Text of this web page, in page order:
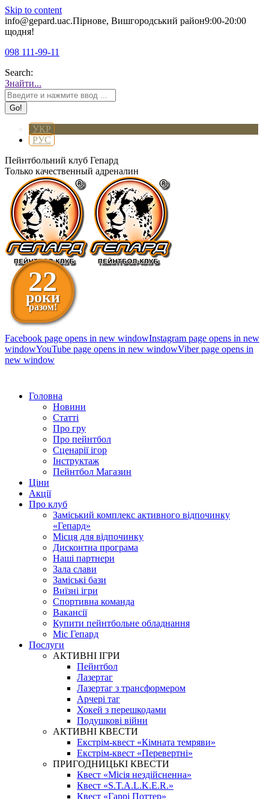
Skip to content
info@gepard.uaс.Пірнове, Вишгородський район9:00-20:00
щодня!
098 111-99-11
Search:
Знайти...
УКР
РУС
Пейнтбольний клуб Гепард
Только качественный адреналин
22
роки
разом!
Facebook page opens in new windowInstagram page opens in new
windowYouTube page opens in new windowViber page opens in
new window
Головна
Новини
Статті
Про гру
Про пейнтбол
Сценарії ігор
Інструктаж
Пейнтбол Магазин
Ціни
Акції
Про клуб
Заміський комплекс активного відпочинку
«Гепард»
Місця для відпочинку
Дисконтна програма
Наші партнери
Зала слави
Заміські бази
Виїзні ігри
Спортивна команда
Вакансії
Купити пейнтбольне обладнання
Міс Гепард
Послуги
АКТИВНІ ІГРИ
Пейнтбол
Лазертаг
Лазертаг з трансформером
Арчері таг
Хокей з перешкодами
Подушкові війни
АКТИВНІ КВЕСТИ
Екстрім-квест «Кімната темряви»
Екстрім-квест «Перевертні»
ПРИГОДНИЦЬКІ КВЕСТИ
Квест «Місія нездійсненна»
Квест «S.T.A.L.K.E.R.»
Квест «Гаррі Поттер»